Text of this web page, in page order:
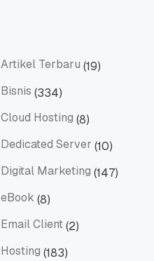
Artikel Terbaru (19)
Bisnis (334)
Cloud Hosting (8)
Dedicated Server (10)
Digital Marketing (147)
eBook (8)
Email Client(2)
Hosting (183)